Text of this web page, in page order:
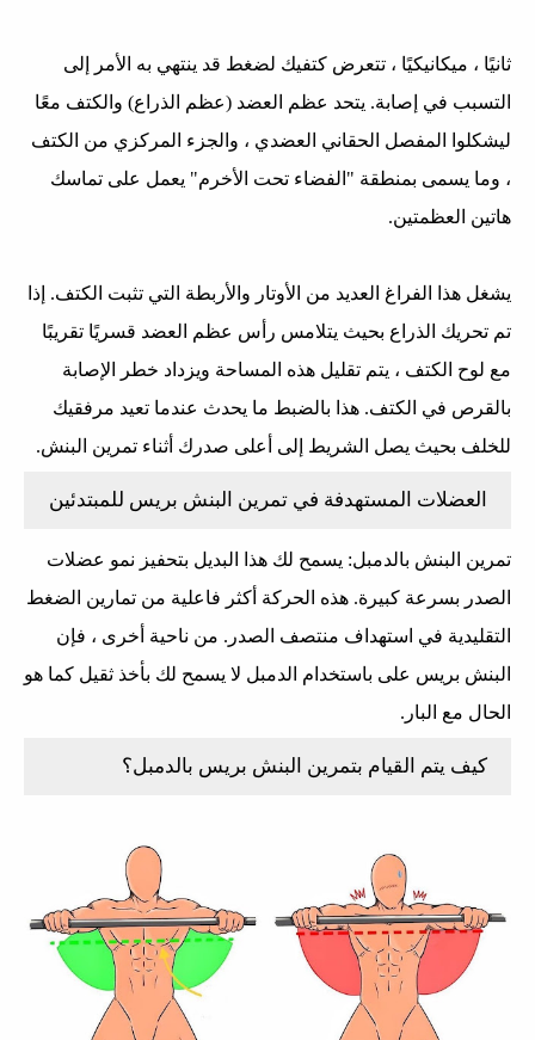
ثانيًا ، ميكانيكيًا ، تتعرض كتفيك لضغط قد ينتهي به الأمر إلى
التسبب في إصابة. يتحد عظم العضد (عظم الذراع) والكتف معًا
ليشكلوا المفصل الحقاني العضدي ، والجزء المركزي من الكتف
، وما يسمى بمنطقة "الفضاء تحت الأخرم" يعمل على تماسك
هاتين العظمتين.
يشغل هذا الفراغ العديد من الأوتار والأربطة التي تثبت الكتف. إذا
تم تحريك الذراع بحيث يتلامس رأس عظم العضد قسريًا تقريبًا
مع لوح الكتف ، يتم تقليل هذه المساحة ويزداد خطر الإصابة
بالقرص في الكتف. هذا بالضبط ما يحدث عندما تعيد مرفقيك
للخلف بحيث يصل الشريط إلى أعلى صدرك أثناء تمرين البنش.
العضلات المستهدفة في تمرين البنش بريس للمبتدئين
تمرين البنش بالدمبل: يسمح لك هذا البديل بتحفيز نمو عضلات
الصدر بسرعة كبيرة. هذه الحركة أكثر فاعلية من تمارين الضغط
التقليدية في استهداف منتصف الصدر. من ناحية أخرى ، فإن
البنش بريس على باستخدام الدمبل لا يسمح لك بأخذ ثقيل كما هو
الحال مع البار.
كيف يتم القيام بتمرين البنش بريس بالدمبل؟